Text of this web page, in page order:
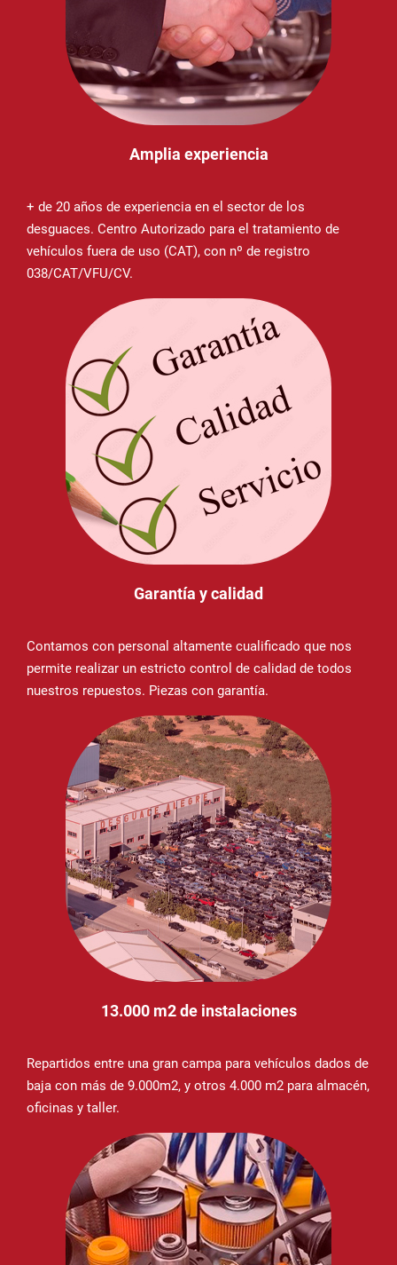
Amplia experiencia
+ de 20 años de experiencia en el sector de los
desguaces. Centro Autorizado para el tratamiento de
vehículos fuera de uso (CAT), con nº de registro
038/CAT/VFU/CV.
Garantía y calidad
Contamos con personal altamente cualificado que nos
permite realizar un estricto control de calidad de todos
nuestros repuestos. Piezas con garantía.
13.000 m2 de instalaciones
Repartidos entre una gran campa para vehículos dados de
baja con más de 9.000m2, y otros 4.000 m2 para almacén,
oficinas y taller.